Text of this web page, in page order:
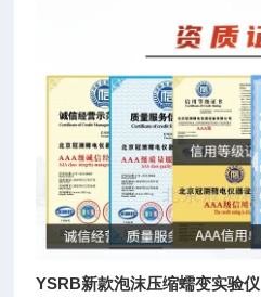
YSRB新款泡沫压缩蠕变实验仪